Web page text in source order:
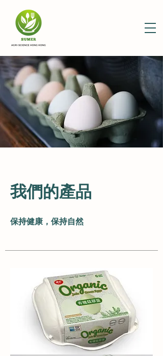
我們的產品
​保持健康，保持自然